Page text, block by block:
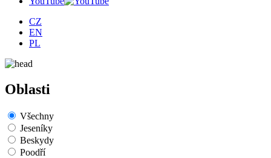
CZ
EN
PL
Oblasti
Všechny
Jeseníky
Beskydy
Poodří